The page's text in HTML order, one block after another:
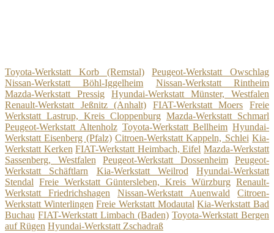
Toyota-Werkstatt Korb (Remstal)
Peugeot-Werkstatt Owschlag
Nissan-Werkstatt Böhl-Iggelheim
Nissan-Werkstatt Rintheim
Mazda-Werkstatt Pressig
Hyundai-Werkstatt Münster, Westfalen
Renault-Werkstatt Jeßnitz (Anhalt)
FIAT-Werkstatt Moers
Freie
Werkstatt Lastrup, Kreis Cloppenburg Mazda-Werkstatt Schmarl
Peugeot-Werkstatt Altenholz Toyota-Werkstatt Bellheim Hyundai-
Werkstatt Eisenberg (Pfalz) Citroen-Werkstatt Kappeln, Schlei Kia-
Werkstatt Kerken FIAT-Werkstatt Heimbach, Eifel Mazda-Werkstatt
Sassenberg, Westfalen
Peugeot-Werkstatt Dossenheim
Peugeot-
Werkstatt Schäftlarn
Kia-Werkstatt Weilrod
Hyundai-Werkstatt
Stendal Freie Werkstatt Güntersleben, Kreis Würzburg Renault-
Werkstatt Friedrichshagen
Nissan-Werkstatt Auenwald
Citroen-
Werkstatt Winterlingen Freie Werkstatt Modautal Kia-Werkstatt Bad
Buchau FIAT-Werkstatt Limbach (Baden) Toyota-Werkstatt Bergen
auf Rügen Hyundai-Werkstatt Zschadraß